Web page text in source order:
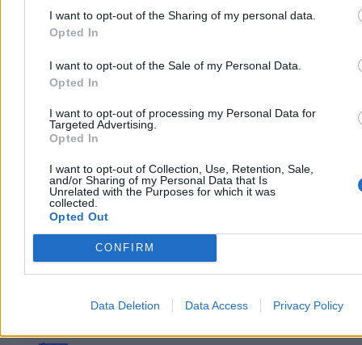
I want to opt-out of the Sharing of my personal data.
Opted In
I want to opt-out of the Sale of my Personal Data.
Opted In
I want to opt-out of processing my Personal Data for
Targeted Advertising.
Opted In
I want to opt-out of Collection, Use, Retention, Sale,
and/or Sharing of my Personal Data that Is
Unrelated with the Purposes for which it was
collected.
Opted Out
CONFIRM
Data Deletion Data Access Privacy Policy
tymczasowego aresztu.
Agnieszka Waś-Turecka
Dzisiaj 07:41
Reklama
Reklama